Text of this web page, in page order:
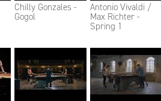
Chilly Gonzales -
Gogol
Antonio Vivaldi /
Max Richter -
Spring 1